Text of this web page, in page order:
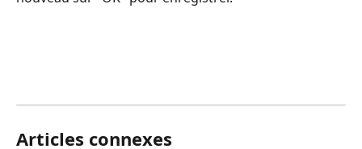
Articles connexes